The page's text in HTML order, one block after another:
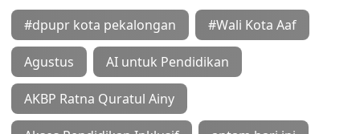
#dpupr kota pekalongan #Wali Kota Aaf
Agustus AI untuk Pendidikan
AKBP Ratna Quratul Ainy